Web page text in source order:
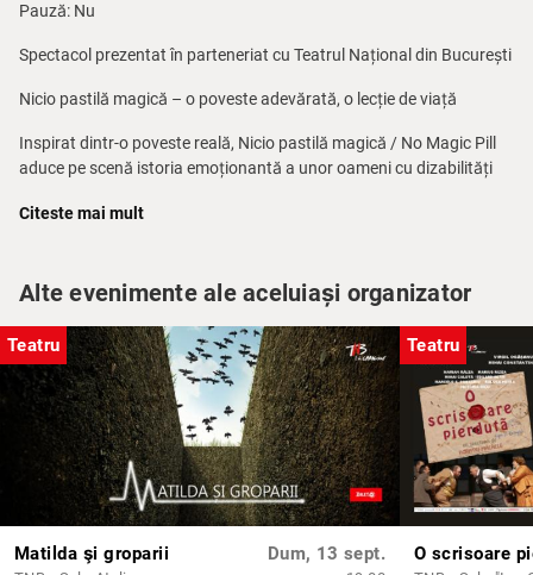
Pauză: Nu
Spectacol prezentat în parteneriat cu Teatrul Național din București
Nicio pastilă magică – o poveste adevărată, o lecție de viață
Inspirat dintr-o poveste reală, Nicio pastilă magică / No Magic Pill
aduce pe scenă istoria emoționantă a unor oameni cu dizabilități
independența.
traversând rapid stări contrastante: de la tristețe sfâșietoare, la un
Nicio pastilă magică este o celebrare a rezilienței umane – un
exemplu vibrant de forță și speranță și promite o experiență care
îmbină emoția, curajul și umanitatea într-o formă scenică de
neuitat.
Montată pentru prima dată în afara Irlandei, această producție se
bucură de prezența autorului la premieră.
Este o inițiativă teatrală unică: primul spectacol din România
interpretat de actori cu dizabilități motorii.
Citeste mai mult
Alte evenimente ale aceluiași organizator
Teatru
Matilda şi groparii Dum, 13 sept.
Teatru
O scrisoare